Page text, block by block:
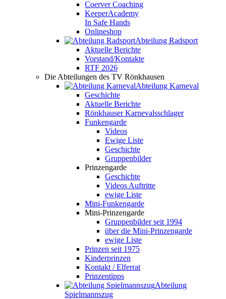
Coerver Coaching
KeeperAcademy
In Safe Hands
Onlineshop
Abteilung Radsport
Aktuelle Berichte
Vorstand/Kontakte
RTF 2026
Die Abteilungen des TV Rönkhausen
Abteilung Karneval
Geschichte
Aktuelle Berichte
Rönkhauser Karnevalsschlager
Funkengarde
Videos
Ewige Liste
Geschichte
Gruppenbilder
Prinzengarde
Geschichte
Videos Auftritte
ewige Liste
Mini-Funkengarde
Mini-Prinzengarde
Gruppenbilder seit 1994
über die Mini-Prinzengarde
ewige Liste
Prinzen seit 1975
Kinderprinzen
Kontakt / Elferrat
Prinzentipps
Abteilung
Spielmannszug